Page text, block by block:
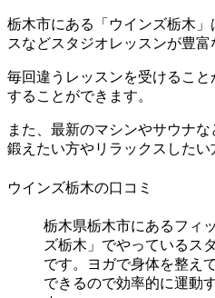
栃木市にある「ウインズ栃木
スなどスタジオレッスンが豊富
毎回違うレッスンを受けるこ
することができます。
また、最新のマシンやサウナ
鍛えたい方やリラックスしたい
ウインズ栃木の口コミ
栃木県栃木市にあるフィ
ズ栃木」でやっているス
です。ヨガで身体を整え
できるので効率的に運動